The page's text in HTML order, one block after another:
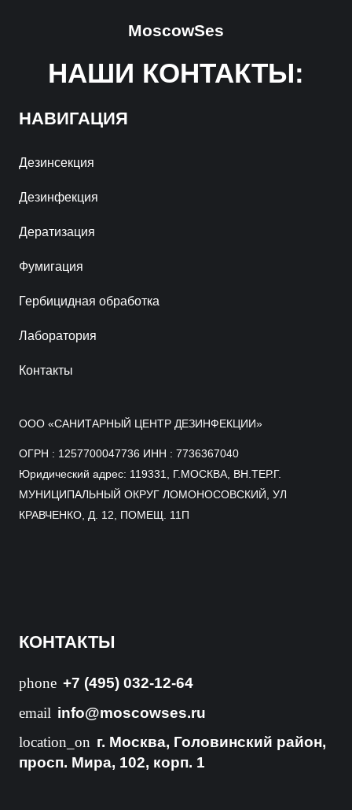
НАШИ КОНТАКТЫ:
MoscowSes
НАВИГАЦИЯ
Дезинсекция
Дезинфекция
Дератизация
Фумигация
Гербицидная обработка
Лаборатория
Контакты
ООО «САНИТАРНЫЙ ЦЕНТР ДЕЗИНФЕКЦИИ»
ОГРН : 1257700047736 ИНН : 7736367040
Юридический адрес: 119331, Г.МОСКВА, ВН.ТЕР.Г.
МУНИЦИПАЛЬНЫЙ ОКРУГ ЛОМОНОСОВСКИЙ, УЛ
КРАВЧЕНКО, Д. 12, ПОМЕЩ. 11П
КОНТАКТЫ
phone +7 (495) 032-12-64
email info@moscowses.ru
location_on г. Москва, Головинский район,
просп. Мира, 102, корп. 1